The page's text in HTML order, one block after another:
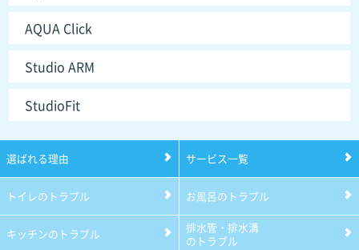
AQUA Click
Studio ARM
StudioFit
選ばれる理由 サービス一覧
トイレのトラブル お風呂のトラブル
キッチンのトラブル
排水管・排水溝
のトラブル